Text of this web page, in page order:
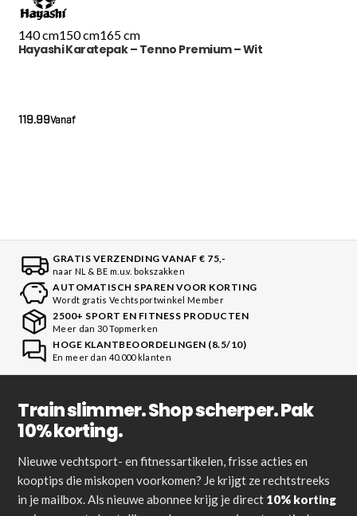
140 cm150 cm165 cm
Hayashi Karatepak – Tenno Premium – Wit
Vanaf
119.99
GRATIS VERZENDING VANAF € 75,-
naar NL & BE m.u.v. bokszakken
AUTOMATISCH SPAREN VOOR KORTING
Wordt gratis Vechtsportwinkel Member
2500+ SPORT EN FITNESS PRODUCTEN
Meer dan 30 Topmerken
HOGE KLANTBEOORDELINGEN (8.5/10)
En meer dan 40.000 klanten
Train slimmer. Shop scherper. Pak
10% korting.
Nieuwe vechtsport- en fitnessartikelen, frisse acties en
kooptips die miskopen voorkomen? Je krijgt ze rechtstreeks
in je mailbox. Als nieuwe abonnee krijg je direct 10% korting